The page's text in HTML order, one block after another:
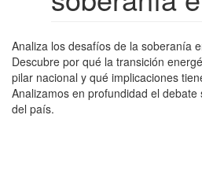
Analiza los desafíos de la soberanía
Descubre por qué la transición
pilar nacional y qué implicaciones
Analizamos en profundidad el
del país.